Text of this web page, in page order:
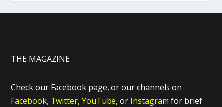
THE MAGAZINE
Check our Facebook page, or our channels on
Facebook, Twitter, YouTube, or Instagram for brief